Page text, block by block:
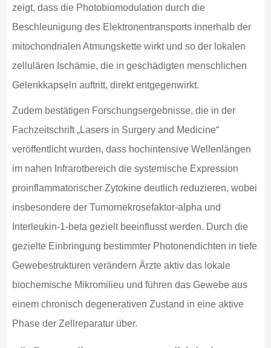
zeigt, dass die Photobiomodulation durch die
Beschleunigung des Elektronentransports innerhalb der
mitochondrialen Atmungskette wirkt und so der lokalen
zellulären Ischämie, die in geschädigten menschlichen
Gelenkkapseln auftritt, direkt entgegenwirkt.
Zudem bestätigen Forschungsergebnisse, die in der
Fachzeitschrift „Lasers in Surgery and Medicine“
veröffentlicht wurden, dass hochintensive Wellenlängen
im nahen Infrarotbereich die systemische Expression
proinflammatorischer Zytokine deutlich reduzieren, wobei
insbesondere der Tumornekrosefaktor-alpha und
Interleukin-1-beta gezielt beeinflusst werden. Durch die
gezielte Einbringung bestimmter Photonendichten in tiefe
Gewebestrukturen verändern Ärzte aktiv das lokale
biochemische Mikromilieu und führen das Gewebe aus
einem chronisch degenerativen Zustand in eine aktive
Phase der Zellreparatur über.